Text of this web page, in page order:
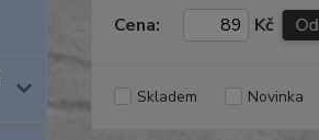
Cena: Kč Od
Skladem Novinka